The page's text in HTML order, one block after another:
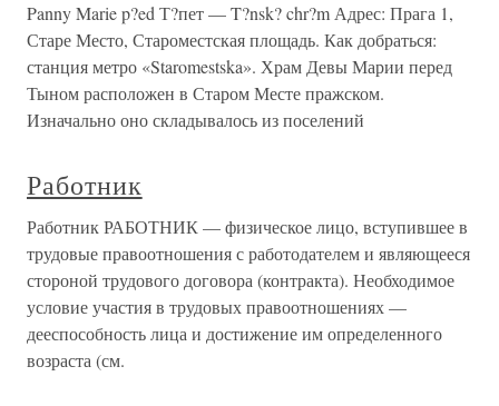
Panny Marie p?ed Т?пет — T?nsk? chr?m Адрес: Прага 1,
Старе Место, Староместская площадь. Как добраться:
станция метро «Staromestska». Храм Девы Марии перед
Тыном расположен в Старом Месте пражском.
Изначально оно складывалось из поселений
Работник
Работник РАБОТНИК — физическое лицо, вступившее в
трудовые правоотношения с работодателем и являющееся
стороной трудового договора (контракта). Необходимое
условие участия в трудовых правоотношениях —
дееспособность лица и достижение им определенного
возраста (см.